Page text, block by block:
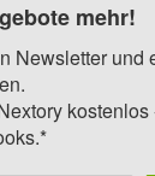
mehr!
Newsletter und